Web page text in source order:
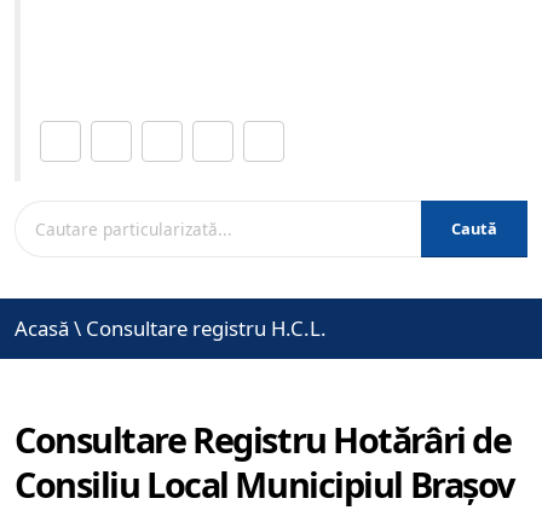
Caută
Acasă \ Consultare registru H.C.L.
Consultare Registru Hotărâri de
Consiliu Local Municipiul Brașov